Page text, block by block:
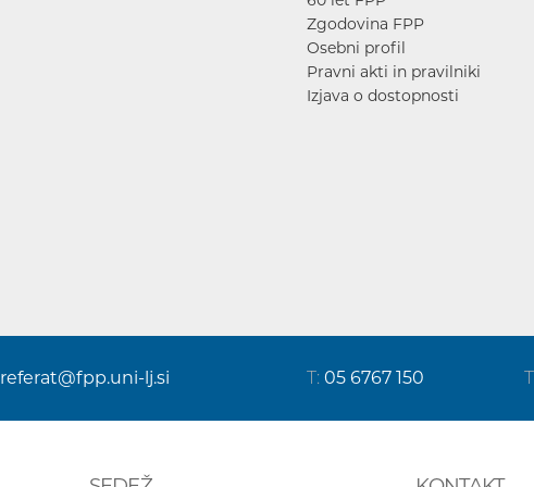
Zgodovina FPP
Osebni profil
Pravni akti in pravilniki
Izjava o dostopnosti
referat@fpp.uni-lj.si T: 05 6767 150